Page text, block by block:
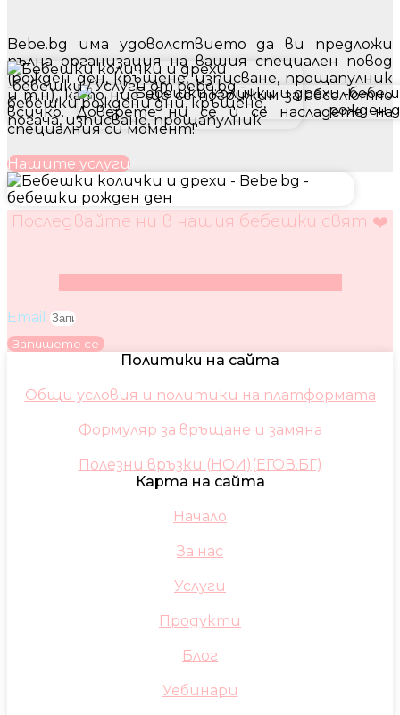
Bebe.bg има удоволствието да ви предложи
пълна организация на вашия специален повод
(рожден ден, кръщене, изписване, прощапулник
и т.н), като ние ще се погрижим за абсолютно
всичко. Доверете ни се и се насладете на
специалния си момент!
Нашите услуги
Последвайте ни в нашия бебешки свят ❤️
Email
Запишете се
Политики на сайта
Общи условия и политики на платформата
Формуляр за връщане и замяна
Полезни връзки (НОИ)(ЕГОВ.БГ)
Карта на сайта
Начало
За нас
Услуги
Продукти
Блог
Уебинари